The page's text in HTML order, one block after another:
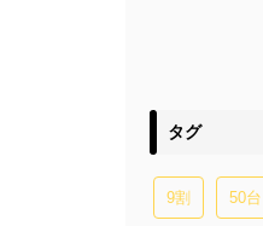
タグ
9割 50台